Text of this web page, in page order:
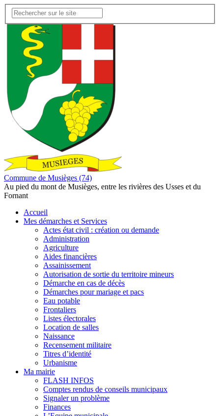
Commune de Musièges (74)
Au pied du mont de Musièges, entre les rivières des Usses et du
Fornant
Accueil
Mes démarches et Services
Actes état civil : création ou demande
Administration
Agriculture
Aides financières
Assainissement
Autorisation de sortie du territoire mineurs
Démarche en cas de décès
Démarches pour mariage et pacs
Eau potable
Frontaliers
Listes électorales
Location de salles
Naissance
Recensement militaire
Titres d’identité
Urbanisme
Ma mairie
FLASH INFOS
Comptes rendus de conseils municipaux
Signaler un problème
Finances